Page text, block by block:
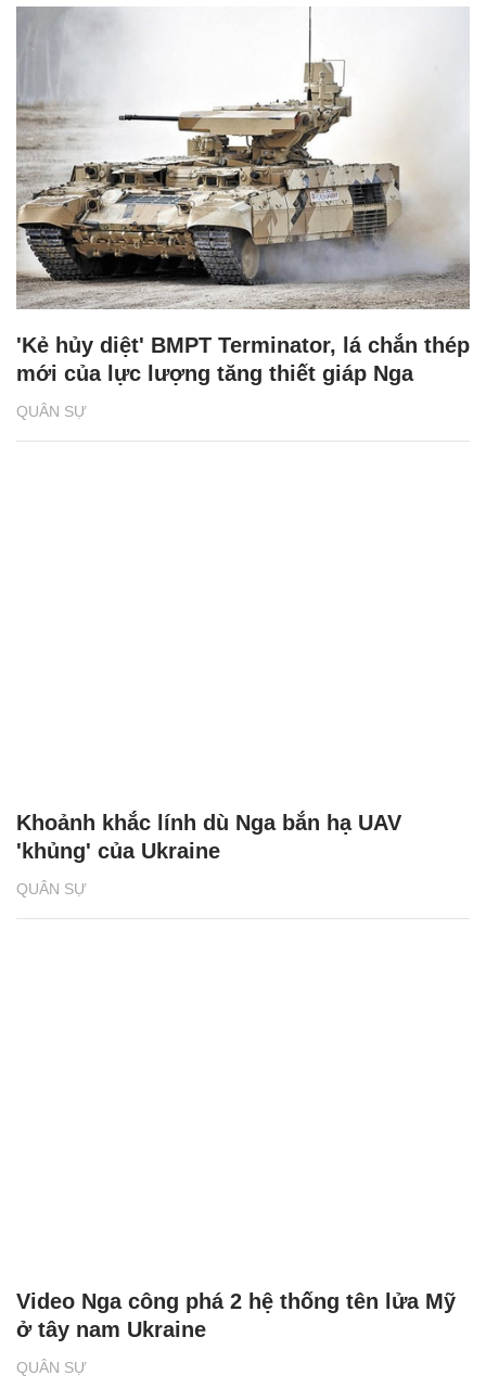
QUÂN SỰ
'Kẻ hủy diệt' BMPT Terminator, lá chắn thép
mới của lực lượng tăng thiết giáp Nga
QUÂN SỰ
Khoảnh khắc lính dù Nga bắn hạ UAV
'khủng' của Ukraine
QUÂN SỰ
Video Nga công phá 2 hệ thống tên lửa Mỹ
ở tây nam Ukraine